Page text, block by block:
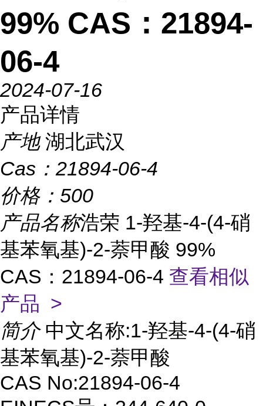
99% CAS：21894-
06-4
2024-07-16
产品详情
产地 湖北武汉
Cas： 21894-06-4
价格： 500
产品名称浩荣 1-羟基-4-(4-硝
基苯氧基)-2-萘甲酸 99%
CAS：21894-06-4 查看相似
产品 >
简介 中文名称:1-羟基-4-(4-硝
基苯氧基)-2-萘甲酸
CAS No:21894-06-4